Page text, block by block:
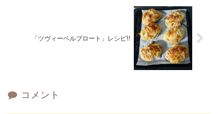
「ツヴィーベルブロート」レシピ!!
コメント